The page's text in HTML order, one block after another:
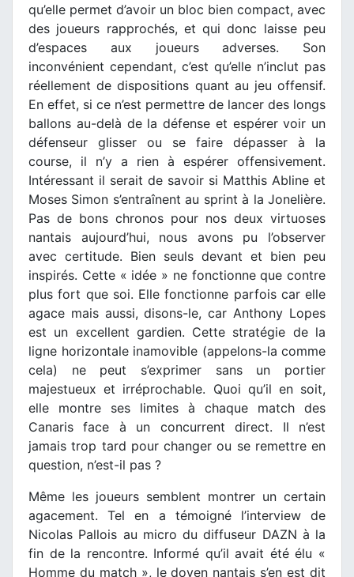
qu’elle permet d’avoir un bloc bien compact, avec
des joueurs rapprochés, et qui donc laisse peu
d’espaces aux joueurs adverses. Son
inconvénient cependant, c’est qu’elle n’inclut pas
réellement de dispositions quant au jeu offensif.
En effet, si ce n’est permettre de lancer des longs
ballons au-delà de la défense et espérer voir un
défenseur glisser ou se faire dépasser à la
course, il n’y a rien à espérer offensivement.
Intéressant il serait de savoir si Matthis Abline et
Moses Simon s’entraînent au sprint à la Jonelière.
Pas de bons chronos pour nos deux virtuoses
nantais aujourd’hui, nous avons pu l’observer
avec certitude. Bien seuls devant et bien peu
inspirés. Cette « idée » ne fonctionne que contre
plus fort que soi. Elle fonctionne parfois car elle
agace mais aussi, disons-le, car Anthony Lopes
est un excellent gardien. Cette stratégie de la
ligne horizontale inamovible (appelons-la comme
cela) ne peut s’exprimer sans un portier
majestueux et irréprochable. Quoi qu’il en soit,
elle montre ses limites à chaque match des
Canaris face à un concurrent direct. Il n’est
jamais trop tard pour changer ou se remettre en
question, n’est-il pas ?
Même les joueurs semblent montrer un certain
agacement. Tel en a témoigné l’interview de
Nicolas Pallois au micro du diffuseur DAZN à la
fin de la rencontre. Informé qu’il avait été élu «
Homme du match », le doyen nantais s’en est dit